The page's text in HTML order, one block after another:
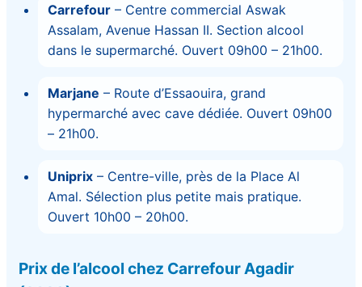
Carrefour – Centre commercial Aswak
Assalam, Avenue Hassan II. Section alcool
dans le supermarché. Ouvert 09h00 – 21h00.
Marjane – Route d’Essaouira, grand
hypermarché avec cave dédiée. Ouvert 09h00
– 21h00.
Uniprix – Centre-ville, près de la Place Al
Amal. Sélection plus petite mais pratique.
Ouvert 10h00 – 20h00.
Prix de l’alcool chez Carrefour Agadir